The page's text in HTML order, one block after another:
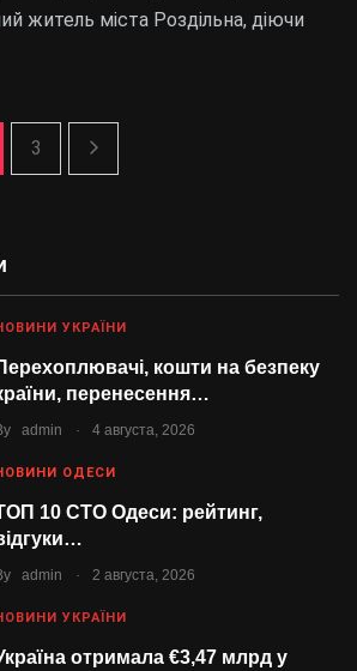
житель міста Роздільна, діючи
3
УКРАЇНИ
кошти на безпеку
перенесення…
admin 4 августа, 2026
ОДЕСИ
10 СТО Одеси: рейтинг,
admin 2 августа, 2026
УКРАЇНИ
отримала €3,47 млрд у